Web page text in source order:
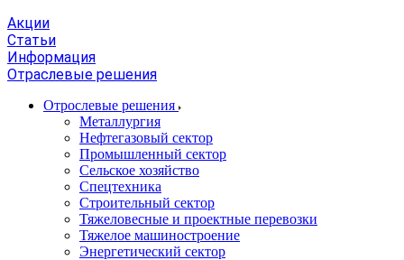
Акции
Статьи
Информация
Отраслевые решения
Отрослевые решения
Металлургия
Нефтегазовый сектор
Промышленный сектор
Сельское хозяйство
Спецтехника
Строительный сектор
Тяжеловесные и проектные перевозки
Тяжелое машиностроение
Энергетический сектор